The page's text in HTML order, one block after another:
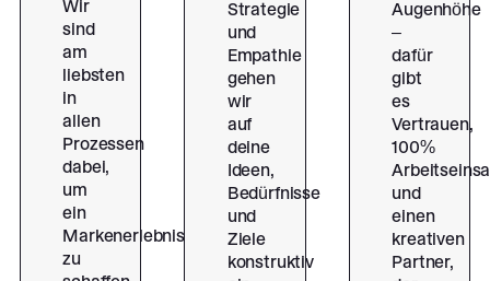
Wir
sind
am
liebsten
in
allen
Prozessen
dabei,
um
ein
Markenerlebnis
zu
Strategie
und
Empathie
gehen
wir
auf
deine
Ideen,
Bedürfnisse
und
Ziele
konstruktiv
Augenhöhe
–
dafür
gibt
es
Vertrauen,
100%
und
einen
kreativen
Partner,